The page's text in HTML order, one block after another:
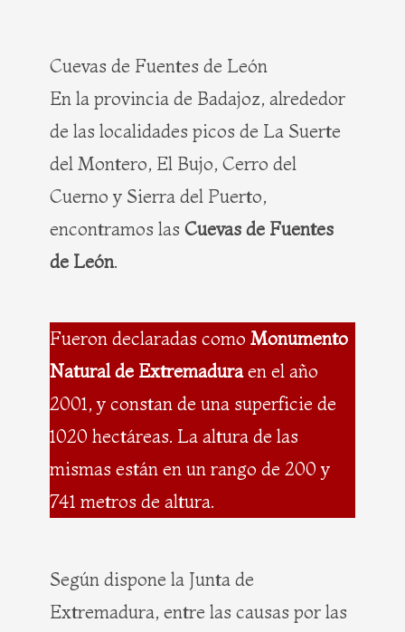
Cuevas de Fuentes de León
En la provincia de Badajoz, alrededor
de las localidades picos de La Suerte
del Montero, El Bujo, Cerro del
Cuerno y Sierra del Puerto,
encontramos las Cuevas de Fuentes
de León.
Fueron declaradas como Monumento
Natural de Extremaduraen el año
2001, y constan de una superficie de
1020 hectáreas. La altura de las
mismas están en un rango de 200 y
741 metros de altura.
Según dispone la Junta de
Extremadura, entre las causas por las